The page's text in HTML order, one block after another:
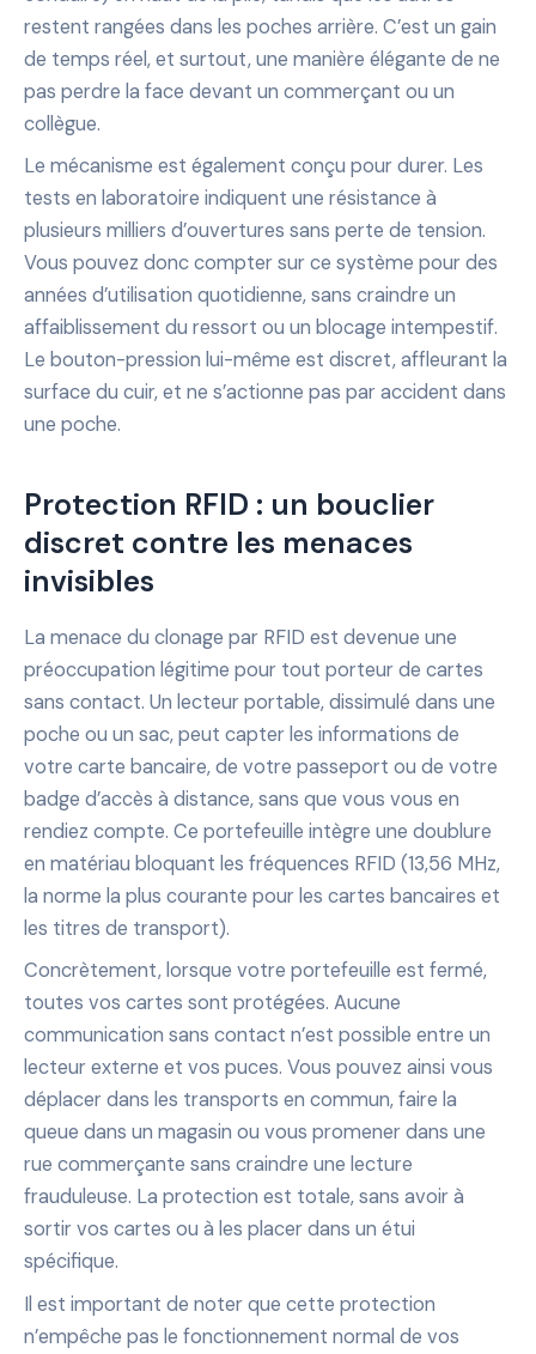
restent rangées dans les poches arrière. C’est un gain
de temps réel, et surtout, une manière élégante de ne
pas perdre la face devant un commerçant ou un
collègue.
Le mécanisme est également conçu pour durer. Les
tests en laboratoire indiquent une résistance à
plusieurs milliers d’ouvertures sans perte de tension.
Vous pouvez donc compter sur ce système pour des
années d’utilisation quotidienne, sans craindre un
affaiblissement du ressort ou un blocage intempestif.
Le bouton-pression lui-même est discret, affleurant la
surface du cuir, et ne s’actionne pas par accident dans
une poche.
Protection RFID : un bouclier
discret contre les menaces
invisibles
La menace du clonage par RFID est devenue une
préoccupation légitime pour tout porteur de cartes
sans contact. Un lecteur portable, dissimulé dans une
poche ou un sac, peut capter les informations de
votre carte bancaire, de votre passeport ou de votre
badge d’accès à distance, sans que vous vous en
rendiez compte. Ce portefeuille intègre une doublure
en matériau bloquant les fréquences RFID (13,56 MHz,
la norme la plus courante pour les cartes bancaires et
les titres de transport).
Concrètement, lorsque votre portefeuille est fermé,
toutes vos cartes sont protégées. Aucune
communication sans contact n’est possible entre un
lecteur externe et vos puces. Vous pouvez ainsi vous
déplacer dans les transports en commun, faire la
queue dans un magasin ou vous promener dans une
rue commerçante sans craindre une lecture
frauduleuse. La protection est totale, sans avoir à
sortir vos cartes ou à les placer dans un étui
spécifique.
Il est important de noter que cette protection
n’empêche pas le fonctionnement normal de vos